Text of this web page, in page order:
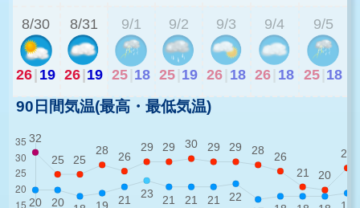
8/30
26| 19
8/31
26|19
9/1
25 18
9/2
25 19
9/3
26 18
9/4
26 18
9/5
25 18
90日間気温(最高・最低気温)